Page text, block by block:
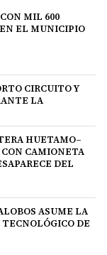
MIL 600
EL MUNICIPIO
CIRCUITO Y
LA
HUETAMO–
CAMIONETA
DEL
ASUME LA
DE